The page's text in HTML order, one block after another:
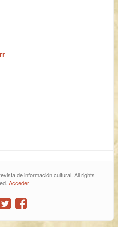
de información cultural. All rights
Acceder